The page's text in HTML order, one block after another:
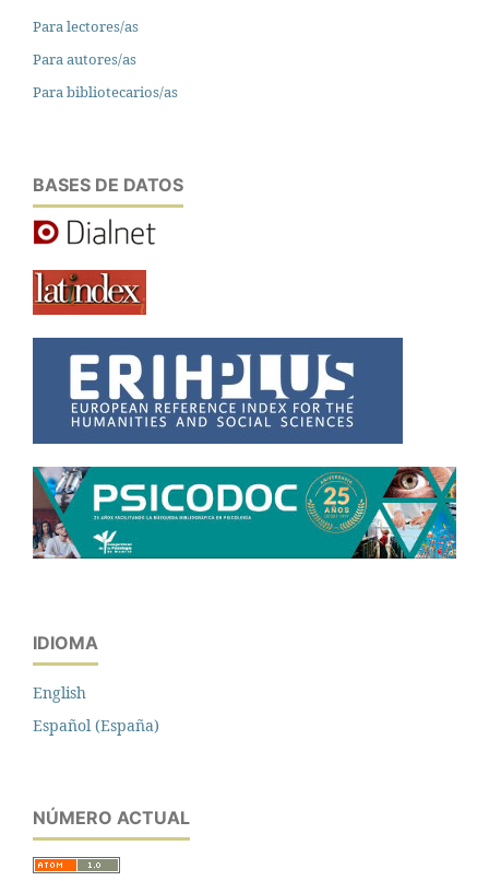
Para lectores/as
Para autores/as
Para bibliotecarios/as
BASES DE DATOS
IDIOMA
English
Español (España)
NÚMERO ACTUAL